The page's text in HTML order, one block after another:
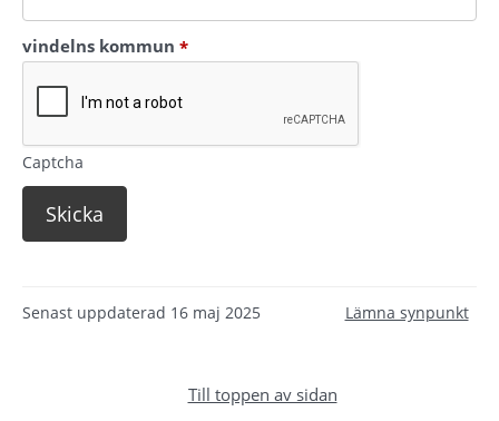
vindelns kommun *(obligatorisk)
Captcha
Senast uppdaterad 16 maj 2025 Lämna synpunkt
Till toppen av sidan